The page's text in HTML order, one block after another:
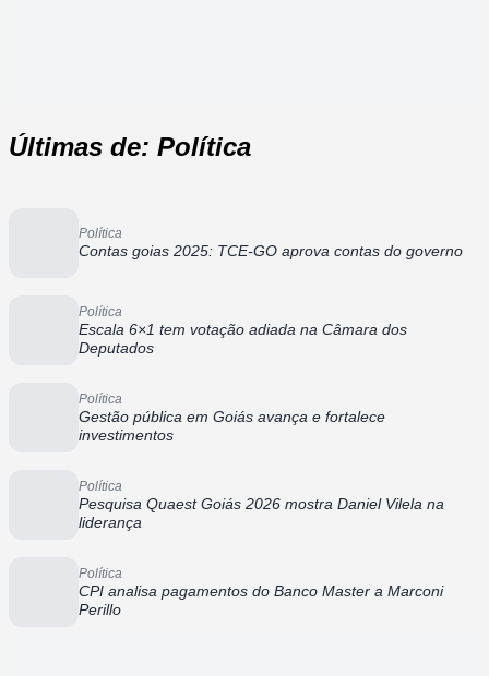
Últimas de: Política
Política
Contas goias 2025: TCE-GO aprova contas do governo
Política
Escala 6×1 tem votação adiada na Câmara dos
Deputados
Política
Gestão pública em Goiás avança e fortalece
investimentos
Política
Pesquisa Quaest Goiás 2026 mostra Daniel Vilela na
liderança
Política
CPI analisa pagamentos do Banco Master a Marconi
Perillo